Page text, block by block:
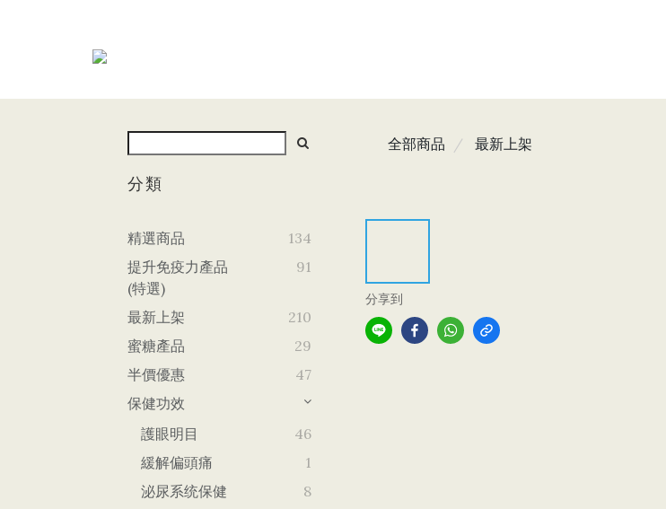
分類
精選商品
134
提升免疫力產品
(特選)
91
最新上架
210
蜜糖產品
29
半價優惠
47
保健功效
護眼明目
46
緩解偏頭痛
1
泌尿系统保健
8
全部商品 最新上架
分享到